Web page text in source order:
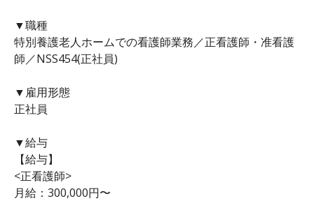
▼職種
特別養護老人ホームでの看護師業務／正看護師・准看護
師／NSS454(正社員)
▼雇用形態
正社員
▼給与
【給与】
<正看護師>
月給：300,000円〜